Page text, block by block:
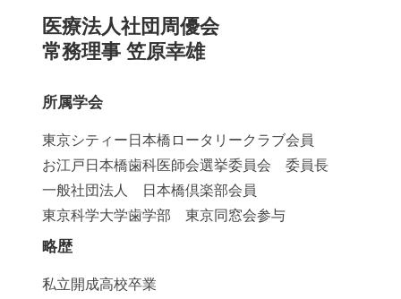
医療法人社団周優会
常務理事 笠原幸雄
所属学会
東京シティー日本橋ロータリークラブ会員
お江戸日本橋歯科医師会選挙委員会 委員長
一般社団法人 日本橋倶楽部会員
東京科学大学歯学部 東京同窓会参与
略歴
私立開成高校卒業